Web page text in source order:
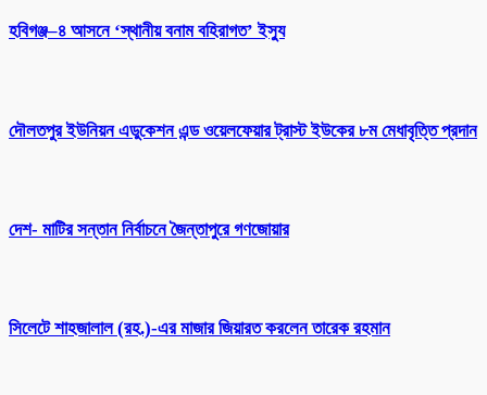
হবিগঞ্জ–৪ আসনে ‘স্থানীয় বনাম বহিরাগত’ ইস্যু
দৌলতপুর ইউনিয়ন এডুকেশন এন্ড ওয়েলফেয়ার ট্রাস্ট ইউকের ৮ম মেধাবৃত্তি প্রদান
দেশ- মাটির সন্তান নির্বাচনে জৈন্তাপুরে গণজোয়ার
সিলেটে শাহজালাল (রহ.)-এর মাজার জিয়ারত করলেন তারেক রহমান